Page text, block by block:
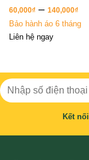
Được xếp
hạng
5 sao
60,000₫– 140,000₫
Bảo hành áo 6 tháng
Liên hệ ngay
Kết